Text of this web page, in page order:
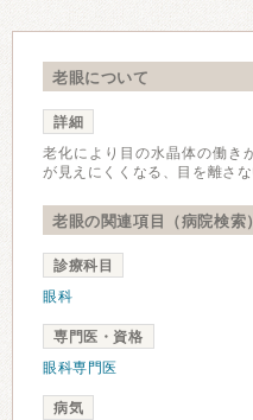
老眼について
詳細
老化により目の水晶体の働き
が見えにくくなる、目を離さ
老眼の関連項目（病院検索）
診療科目
眼科
専門医・資格
眼科専門医
病気